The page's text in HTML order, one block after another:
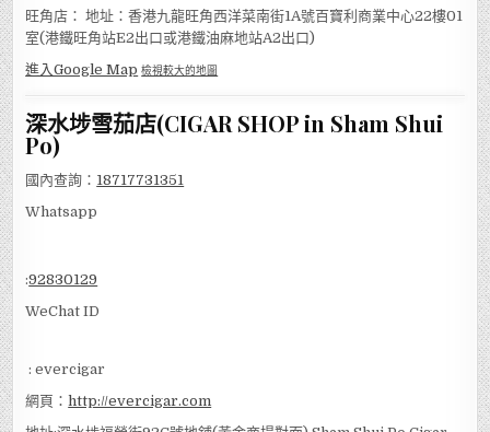
: evercigar
網頁：http://evercigar.com
旺角店： 地址：香港九龍旺角西洋菜南街1A號百寶利商業中心22樓01
室(港鐵旺角站E2出口或港鐵油麻地站A2出口)
進入Google Map 檢視較大的地圖
國內查詢：18717731351